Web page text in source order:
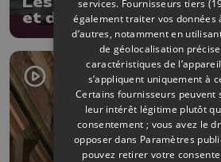
et de style !
services. Fournisseurs tiers
également traiter vos données
d’autres, notamment en
de géolocalisation
caractéristiques de
s’appliquent uniquement à
Certains fournisseurs peuvent
leur intérêt légitime plutôt
consentement ; vous avez le
opposer dans Paramètres
pouvez retirer votre